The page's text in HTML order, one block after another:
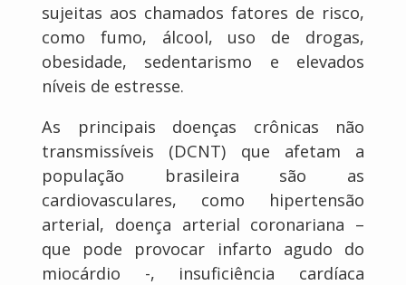
sujeitas aos chamados fatores de risco,
como fumo, álcool, uso de drogas,
obesidade, sedentarismo e elevados
níveis de estresse.
As principais doenças crônicas não
transmissíveis (DCNT) que afetam a
população brasileira são as
cardiovasculares, como hipertensão
arterial, doença arterial coronariana –
que pode provocar infarto agudo do
miocárdio -, insuficiência cardíaca